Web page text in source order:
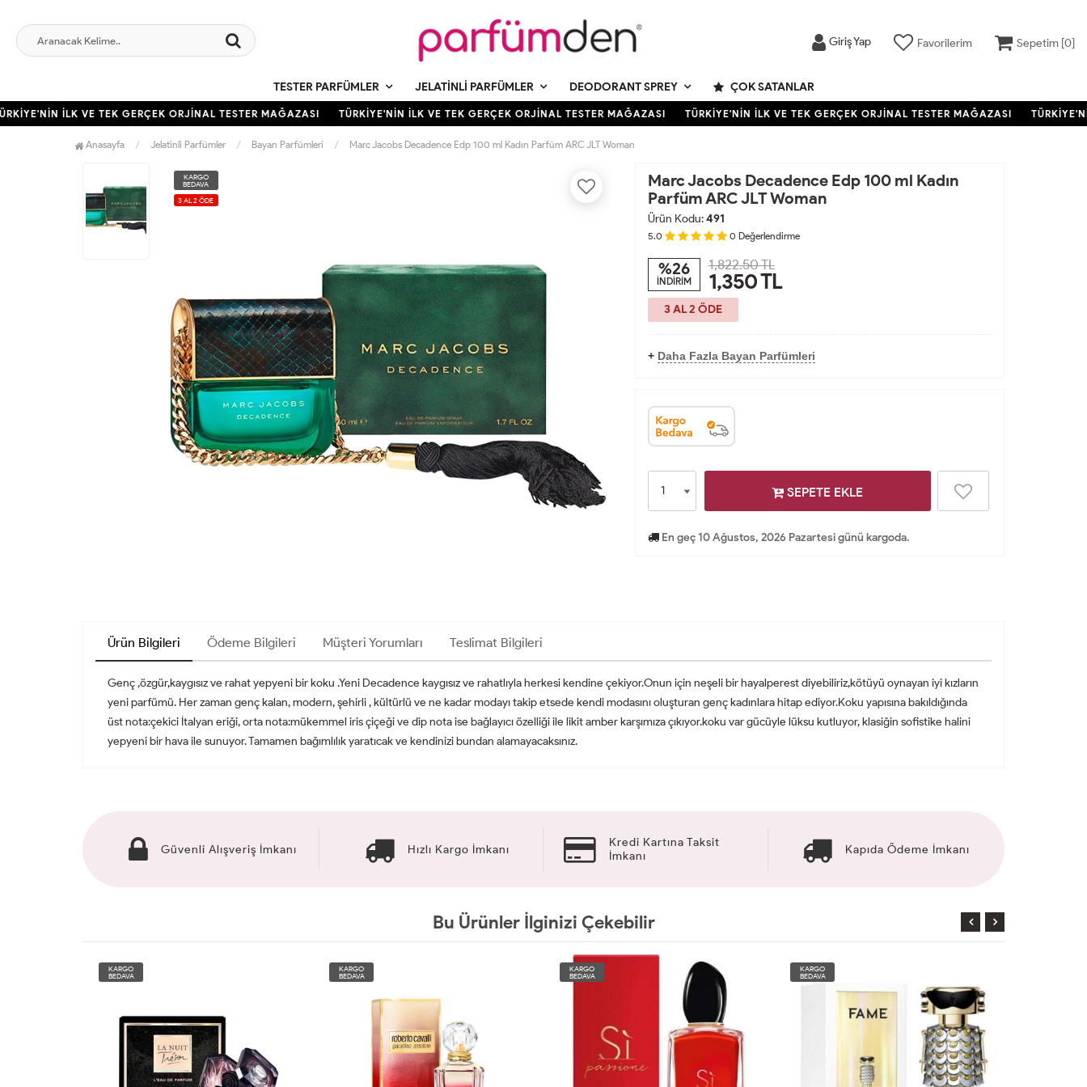
Giriş Yap Favorilerim Sepetim [0]
TESTER PARFÜMLER JELATINLI PARFÜMLER DEODORANT SPREY ÇOK SATANLAR
İLK VE TEK GERÇEK ORJİNAL TESTER MAĞAZASI TÜRKİYE'NİN İLK VE TEK GERÇEK ORJİNAL TESTER MAĞAZASI TÜRKİYE'NİN İLK VE TEK GERÇEK ORJİNAL TESTER MAĞAZASI
Anasayfa Jelatinli Parfümler Bayan Parfümleri Marc Jacobs Decadence Edp 100 ml Kadın Parfüm ARC JLT Woman
KARGO
BEDAVA
3 AL 2 ÖDE
Marc Jacobs Decadence Edp 100 ml Kadın
Parfüm ARC JLT Woman
Ürün Kodu:491
5.0 0 Değerlendirme
%26
İNDİRİM
1,822.50 TL
1,350TL
3 AL 2 ÖDE
+ Daha Fazla Bayan Parfümleri
SEPETE EKLE
En geç 10 Ağustos, 2026 Pazartesi günü kargoda.
Ürün Bilgileri Ödeme Bilgileri Müşteri Yorumları Teslimat Bilgileri
Genç ,özgür,kaygısız ve rahat yepyeni bir koku .Yeni Decadence kaygısız ve rahatlıyla herkesi kendine çekiyor.Onun için neşeli bir hayalperest diyebiliriz,kötüyü oynayan iyi kızların
yeni parfümü. Her zaman genç kalan, modern, şehirli , kültürlü ve ne kadar modayı takip etsede kendi modasını oluşturan genç kadınlara hitap ediyor.Koku yapısına bakıldığında
üst nota:çekici İtalyan eriği, orta nota:mükemmel iris çiçeği ve dip nota ise bağlayıcı özelliği ile likit amber karşımıza çıkıyor.koku var gücüyle lüksu kutluyor, klasiğin sofistike halini
yepyeni bir hava ile sunuyor. Tamamen bağımlılık yaratıcak ve kendinizi bundan alamayacaksınız.
Güvenli Alışveriş İmkanı Hızlı Kargo İmkanı
Kredi Kartına Taksit
İmkanı
Kapıda Ödeme İmkanı
Bu Ürünler İlginizi Çekebilir
KARGO
BEDAVA
KARGO
BEDAVA
KARGO
BEDAVA
KARGO
BEDAVA